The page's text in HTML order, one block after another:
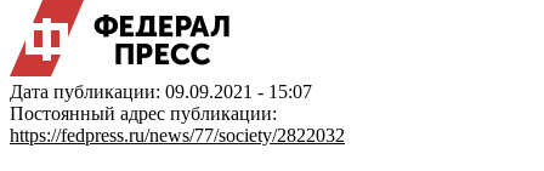
Дата публикации: 09.09.2021 - 15:07
Постоянный адрес публикации:
https://fedpress.ru/news/77/society/2822032